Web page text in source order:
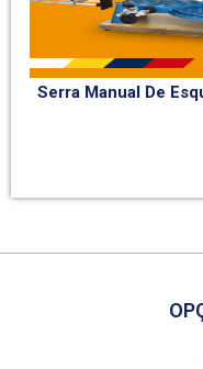
Serra Manual De